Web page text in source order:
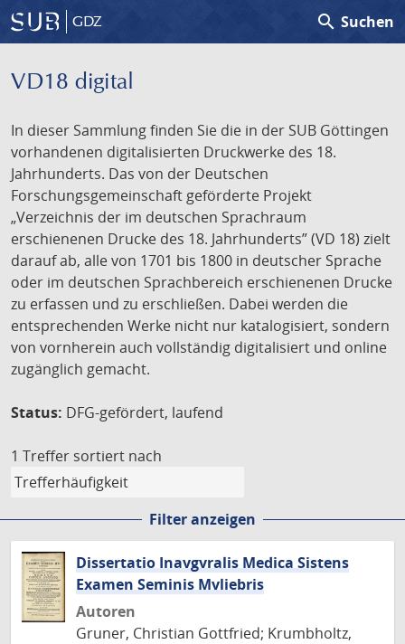
GDZ search Suchen
VD18 digital
In dieser Sammlung finden Sie die in der SUB Göttingen
vorhandenen digitalisierten Druckwerke des 18.
Jahrhunderts. Das von der Deutschen
Forschungsgemeinschaft geförderte Projekt
„Verzeichnis der im deutschen Sprachraum
erschienenen Drucke des 18. Jahrhunderts” (VD 18) zielt
darauf ab, alle von 1701 bis 1800 in deutscher Sprache
oder im deutschen Sprachbereich erschienenen Drucke
zu erfassen und zu erschließen. Dabei werden die
entsprechenden Werke nicht nur katalogisiert, sondern
von vornherein auch vollständig digitalisiert und online
zugänglich gemacht.
Status: DFG-gefördert, laufend
1 Treffer sortiert nach
Filter anzeigen
Dissertatio Inavgvralis Medica Sistens
Examen Seminis Mvliebris
Autoren
Gruner, Christian Gottfried; Krumbholtz,